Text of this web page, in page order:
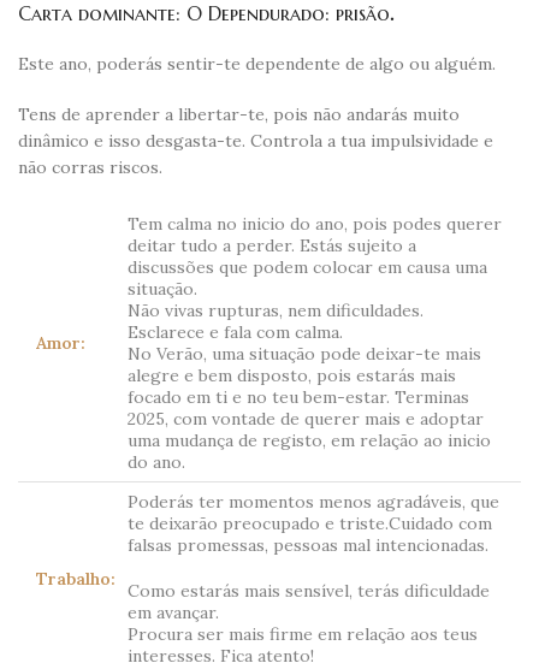
Carta dominante: O Dependurado: prisão.
Este ano, poderás sentir-te dependente de algo ou alguém.
Tens de aprender a libertar-te, pois não andarás muito
dinâmico e isso desgasta-te. Controla a tua impulsividade e
não corras riscos.
Amor:
Tem calma no inicio do ano, pois podes querer
deitar tudo a perder. Estás sujeito a
discussões que podem colocar em causa uma
situação.
Não vivas rupturas, nem dificuldades.
Esclarece e fala com calma.
No Verão, uma situação pode deixar-te mais
alegre e bem disposto, pois estarás mais
focado em ti e no teu bem-estar. Terminas
2025, com vontade de querer mais e adoptar
uma mudança de registo, em relação ao inicio
do ano.
Trabalho:
Poderás ter momentos menos agradáveis, que
te deixarão preocupado e triste.Cuidado com
falsas promessas, pessoas mal intencionadas.
Como estarás mais sensível, terás dificuldade
em avançar.
Procura ser mais firme em relação aos teus
interesses. Fica atento!